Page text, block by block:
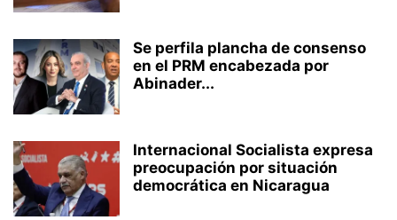
Se perfila plancha de consenso
en el PRM encabezada por
Abinader...
Internacional Socialista expresa
preocupación por situación
democrática en Nicaragua